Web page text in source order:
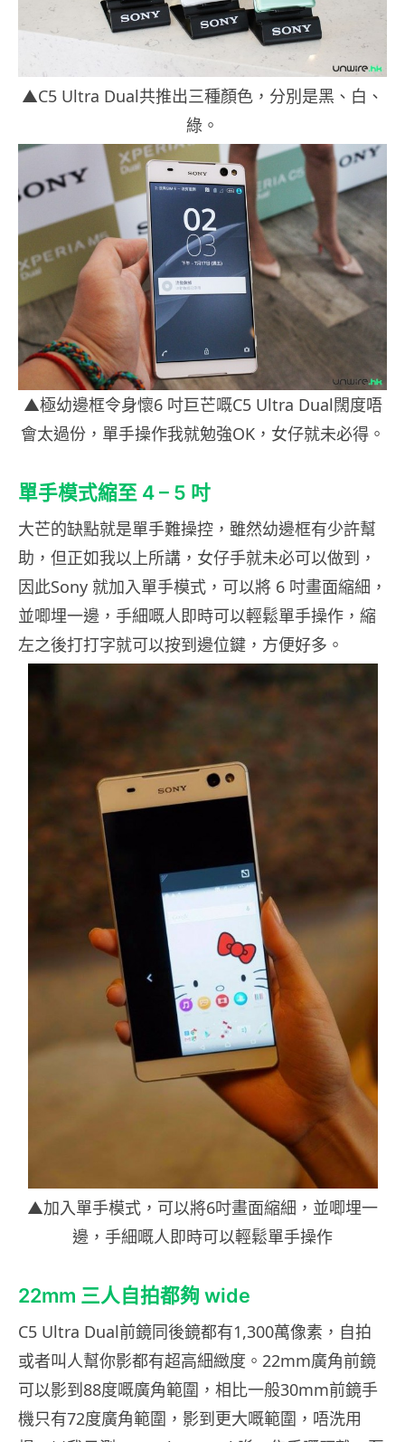
▲C5 Ultra Dual共推出三種顏色，分別是黑、白、
綠。
▲極幼邊框令身懷6 吋巨芒嘅C5 Ultra Dual闊度唔
會太過份，單手操作我就勉強OK，女仔就未必得。
單手模式縮至 4 – 5 吋
大芒的缺點就是單手難操控，雖然幼邊框有少許幫
助，但正如我以上所講，女仔手就未必可以做到，
因此Sony 就加入單手模式，可以將 6 吋畫面縮細，
並唧埋一邊，手細嘅人即時可以輕鬆單手操作，縮
左之後打打字就可以按到邊位鍵，方便好多。
▲加入單手模式，可以將6吋畫面縮細，並唧埋一
邊，手細嘅人即時可以輕鬆單手操作
22mm 三人自拍都夠 wide
C5 Ultra Dual前鏡同後鏡都有1,300萬像素，自拍
或者叫人幫你影都有超高細緻度。22mm廣角前鏡
可以影到88度嘅廣角範圍，相比一般30mm前鏡手
機只有72度廣角範圍，影到更大嘅範圍，唔洗用